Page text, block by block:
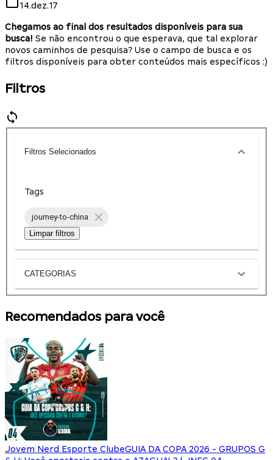
14.dez.17
Chegamos ao final dos resultados disponíveis para sua
busca! Se não encontrou o que esperava, que tal explorar
novos caminhos de pesquisa? Use o campo de busca e os
filtros disponíveis para obter conteúdos mais específicos :)
Filtros
Filtros Selecionados
Tags
journey-to-china
Limpar filtros
CATEGORIAS
Recomendados para você
Jovem Nerd Esporte ClubeGUIA DA COPA 2026 - GRUPOS G